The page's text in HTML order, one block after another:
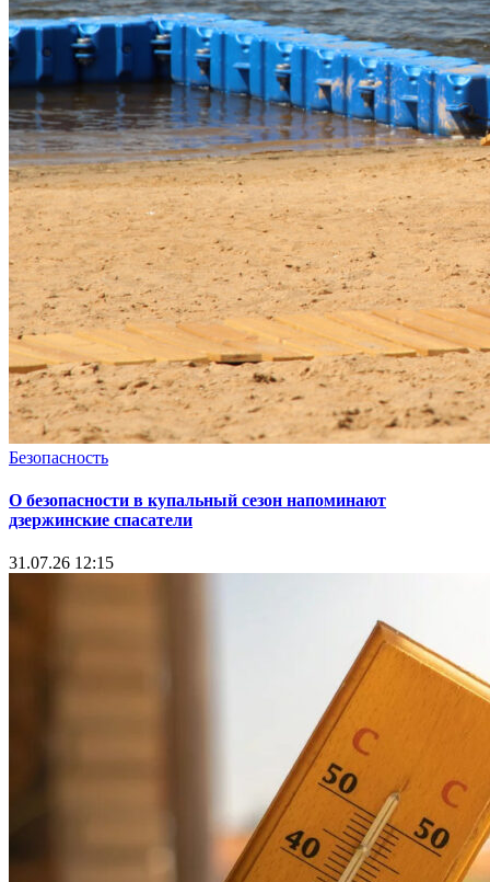
Безопасность
О безопасности в купальный сезон напоминают
дзержинские спасатели
31.07.26 12:15